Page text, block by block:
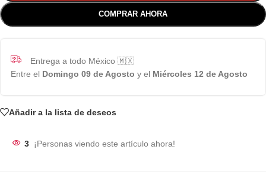
COMPRAR AHORA
Entrega a todo México 🇲🇽
Entre el Domingo 09 de Agosto y el Miércoles 12 de Agosto
Añadir a la lista de deseos
3 ¡Personas viendo este artículo ahora!